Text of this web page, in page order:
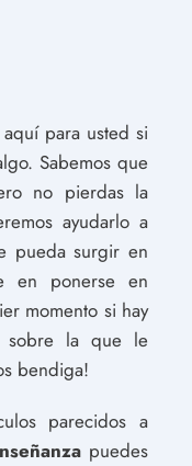
para usted si
Sabemos que
no pierdas la
ayudarlo a
pueda surgir en
en ponerse en
momento si hay
sobre la que le
bendiga!
parecidos a
puedes